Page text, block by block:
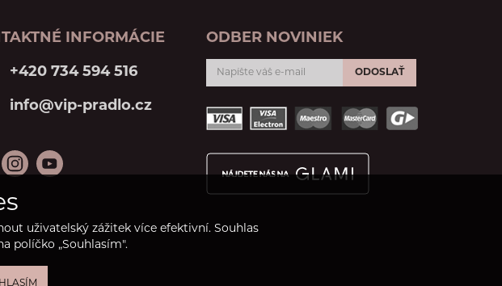
INFORMÁCIE
+420 734 594 516
info@vip-pradlo.cz
ODBER NOVINIEK
ODOSLAŤ
uživatelský zážitek více efektivní. Souhlas
políčko „Souhlasím".